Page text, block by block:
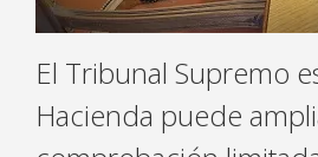
El Tribunal Supremo
Hacienda puede